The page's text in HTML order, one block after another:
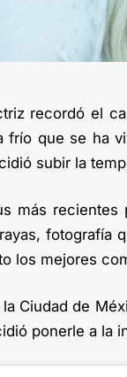
recordó el
frío que se ha
subir la
más recientes
fotografía
los mejores
la Ciudad de
ponerle a la